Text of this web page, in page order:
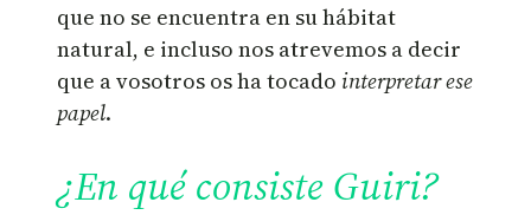
que no se encuentra en su hábitat
natural, e incluso nos atrevemos a decir
que a vosotros os ha tocado interpretar ese
papel.
¿En qué consiste Guiri?